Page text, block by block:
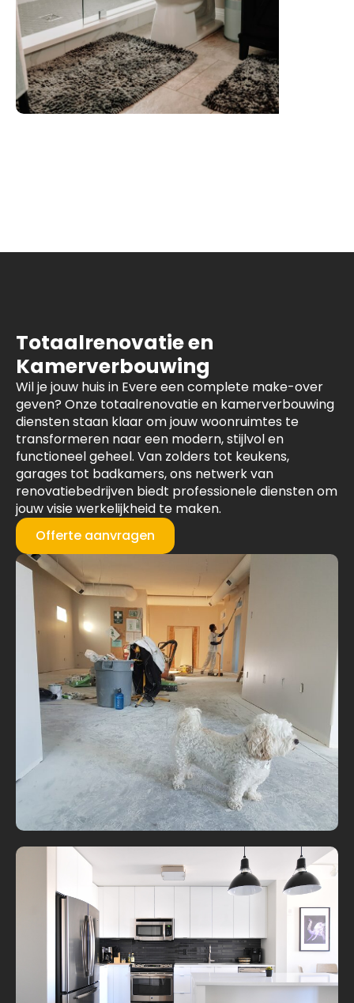
Totaalrenovatie en
Kamerverbouwing
Wil je jouw huis in Evere een complete make-over
geven? Onze totaalrenovatie en kamerverbouwing
diensten staan klaar om jouw woonruimtes te
transformeren naar een modern, stijlvol en
functioneel geheel. Van zolders tot keukens,
garages tot badkamers, ons netwerk van
renovatiebedrijven biedt professionele diensten om
jouw visie werkelijkheid te maken.
Offerte aanvragen